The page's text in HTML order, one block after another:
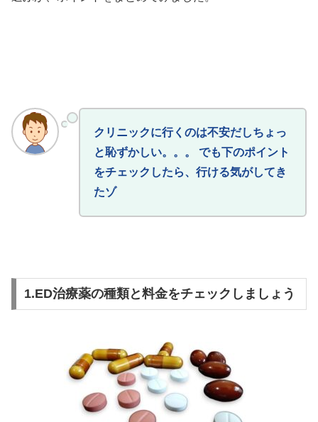
クリニックに行くのは不安だしちょっ
と恥ずかしい。。。 でも下のポイント
をチェックしたら、行ける気がしてき
たゾ
1.ED治療薬の種類と料金をチェックしましょう